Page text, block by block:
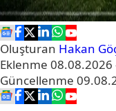
Oluşturan Hakan
Eklenme 08.08.2026
Güncellenme